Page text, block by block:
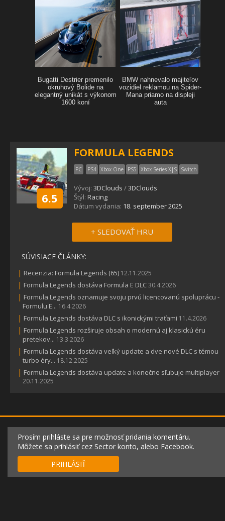
6.5
FORMULA LEGENDS
PC PS4 Xbox One PS5 Xbox Series X|S Switch
Vývoj: 3DClouds /3DClouds
Štýl: Racing
Dátum vydania: 18. september 2025
+ SLEDOVAŤ HRU
SÚVISIACE ČLÁNKY:
| Recenzia: Formula Legends (65) 12.11.2025
| Formula Legends dostáva Formula E DLC30.4.2026
| Formula Legends oznamuje svoju prvú licencovanú spoluprácu -
Formulu E... 16.4.2026
| Formula Legends dostáva DLC s ikonickými traťami 11.4.2026
| Formula Legends rozširuje obsah o modernú aj klasickú éru
pretekov... 13.3.2026
| Formula Legends dostáva veľký update a dve nové DLC s témou
turbo éry... 18.12.2025
| Formula Legends dostáva update a konečne sľubuje multiplayer
20.11.2025
Prosím prihláste sa pre možnosť pridania komentáru.
Môžete sa prihlásiť cez Sector konto, alebo Facebook.
PRIHLÁSIŤ